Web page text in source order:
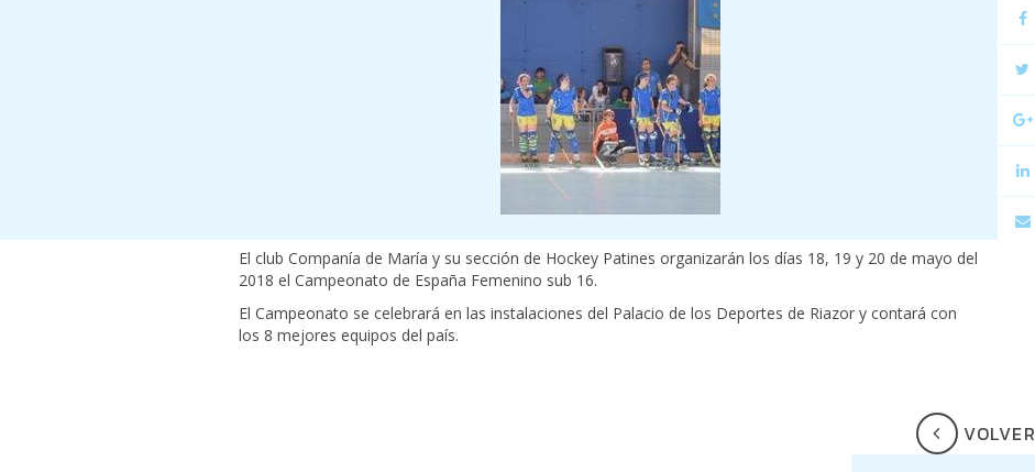
El club Companía de María y su sección de Hockey Patines organizarán los días 18, 19 y 20 de mayo del
2018 el Campeonato de España Femenino sub 16.
El Campeonato se celebrará en las instalaciones del Palacio de los Deportes de Riazor y contará con
los 8 mejores equipos del país.
VOLVER